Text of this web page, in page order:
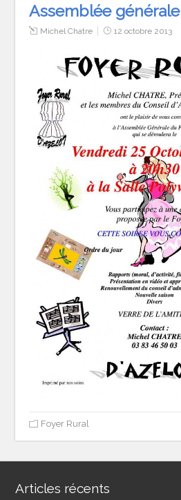
Assemblée générale
Michel Chatre 12 octobre 2013
Foyer Rural
Articles récents